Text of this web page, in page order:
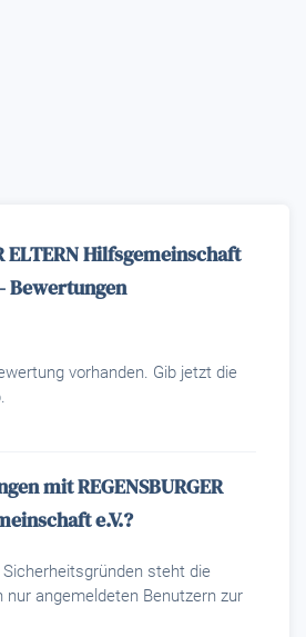
ELTERN Hilfsgemeinschaft
Bewertungen
vorhanden. Gib jetzt die
mit REGENSBURGER
e.V.?
steht die
nur angemeldeten Benutzern zur